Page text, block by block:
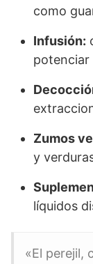
como
Infusión:
potenciar
Zumos
y
líquidos
«El perejil,